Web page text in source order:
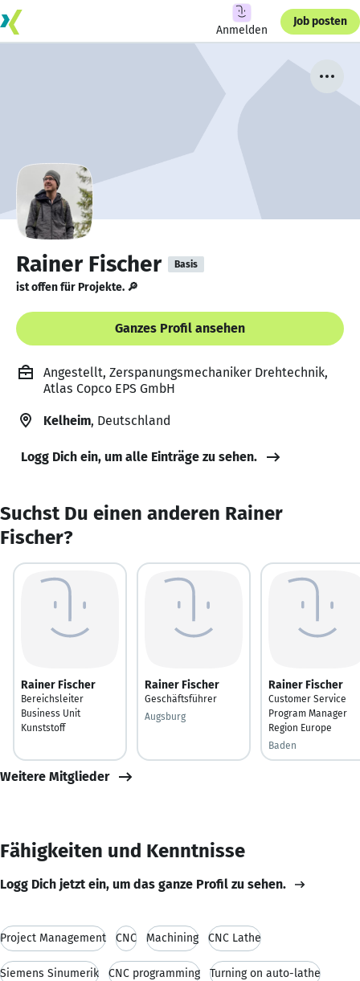
Anmelden
Job posten
Rainer Fischer Basis
ist offen für Projekte. 🔎
Ganzes Profil ansehen
Angestellt, Zerspanungsmechaniker Drehtechnik,
Atlas Copco EPS GmbH
Kelheim, Deutschland
Logg Dich ein, um alle Einträge zu sehen.
Suchst Du einen anderen Rainer
Fischer?
Rainer Fischer
Bereichsleiter
Business Unit
Kunststoff
Rainer Fischer
Geschäftsführer
Augsburg
Rainer Fischer
Customer Service
Program Manager
Region Europe
Baden
Weitere Mitglieder
Fähigkeiten und Kenntnisse
Logg Dich jetzt ein, um das ganze Profil zu sehen.
Project Management CNC Machining CNC Lathe
Siemens Sinumerik CNC programming Turning on auto-lathe